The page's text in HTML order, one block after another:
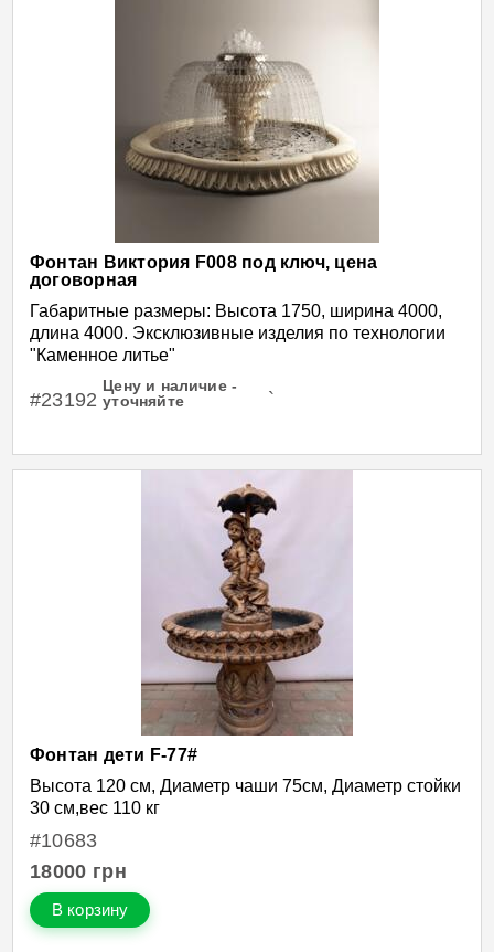
Фонтан Виктория F008 под ключ, цена
договорная
Габаритные размеры: Высота 1750, ширина 4000,
длина 4000. Эксклюзивные изделия по технологии
"Каменное литье"
#23192
Цену и наличие -
уточняйте
`
Фонтан дети F-77#
Высота 120 см, Диаметр чаши 75см, Диаметр стойки
30 см,вес 110 кг
#10683
18000 грн
В корзину